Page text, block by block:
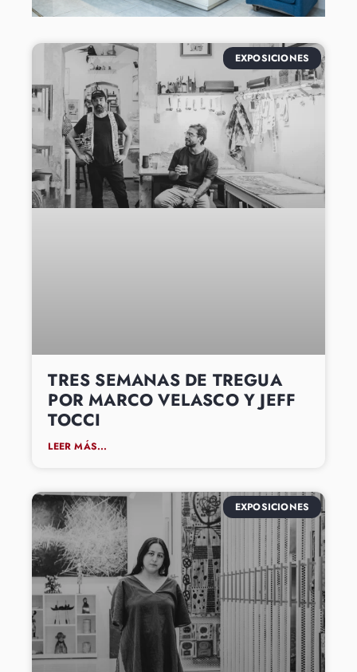
EXPOSICIONES
TRES SEMANAS DE TREGUA
POR MARCO VELASCO Y JEFF
TOCCI
LEER MÁS...
EXPOSICIONES